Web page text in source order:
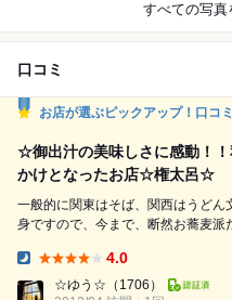
すべての写真
口コミ
お店が選ぶピックアップ！口コミ
☆御出汁の美味しさに感動！
かけとなったお店☆権太呂☆
一般的に関東はそば、関西はうどん文化と
身ですので、今まで、断然お蕎麦派だったのです
です 明治時代創業の老舗の麺料理のお店。 お店は、京都河原町の大通り
から１本入った錦市場からほど近いところにあ
4.0
☆ゆう☆ （1706）